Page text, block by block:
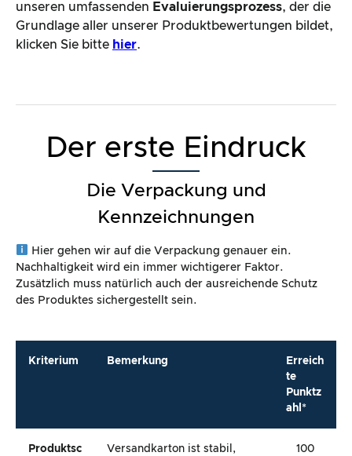
unseren umfassenden Evaluierungsprozess, der die
Grundlage aller unserer Produktbewertungen bildet,
klicken Sie bitte hier.
Der erste Eindruck
Die Verpackung und
Kennzeichnungen
Hier gehen wir auf die Verpackung genauer ein.
Nachhaltigkeit wird ein immer wichtigerer Faktor.
Zusätzlich muss natürlich auch der ausreichende Schutz
des Produktes sichergestellt sein.
Kriterium Bemerkung
Erreich
te
Punktz
ahl*
Produktsc
Versandkarton ist stabil,
100